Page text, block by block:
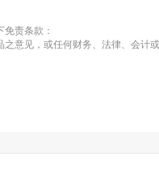
责条款：
意见，或任何财务、法律、会计